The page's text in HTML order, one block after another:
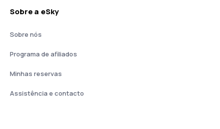
Sobre a eSky
Sobre nós
Programa de afiliados
Minhas reservas
Assistência e contacto